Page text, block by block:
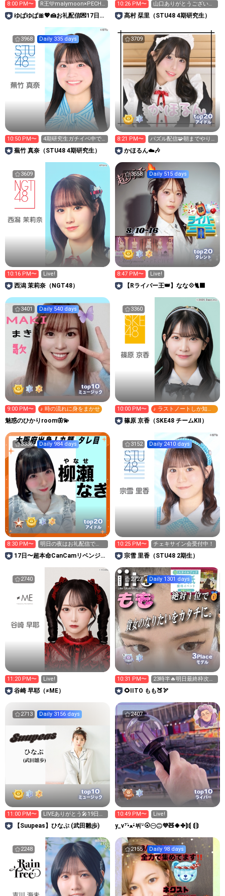
8:00 PM〜
R王️🩵malymoon×PECHE
お礼配信🥰
ゆぱゆぱ🎀💖🍰お礼配信💌17日〜
10:26 PM〜
山口ありがとうございま
した！
髙村 栞里（STU48 4期研究生）
3968 Daily 335 days
10:50 PM〜
4期研究生ガチイベ中で
す❤️‍🔥
蕪竹 真奈（STU48 4期研究生）
3709
top20
アイドル
8:21 PM〜
パズル配信🧩朝までやり
ます！！
かほるん☁️🎶
3609
10:16 PM〜 Live!
西潟 茉莉奈（NGT48）
3558 Daily 515 days
top20
タレント
8:47 PM〜 Live!
【Rライバー王👑】なな💠🐈‍⬛
3401 Daily 540 days
top10
ミュージック
9:00 PM〜 ♪ 時の流れに身をまかせ
魅惑のひかりroom🦋💫
3360
10:00 PM〜
♪ ラストノートしか知ら
ない
篠原 京香（SKE48 チームKⅡ）
3336 Daily 984 days
top20
アイドル
8:30 PM〜
明日の夜はお礼配信で
す！！
17日〜超本命CanCamリベンジ超
3152 Daily 2410 days
10:25 PM〜 チェキサイン会受付中！
宗雪 里香（STU48 2期生）
2740
11:20 PM〜 Live!
谷崎 早耶（≠ME）
2727 Daily 1301 days
3Place
モデル
10:31 PM〜
23時半🔥明日最終枠次枠
12時15分
🌻IITO もも🍑🏹
2713 Daily 3156 days
top10
ミュージック
11:00 PM〜
LIVEありがとう🎤19日も
きてね！
【Suupeas】ひなぷ (武田雛歩)
2407
top10
ライバー
10:49 PM〜 Live!
y_v⁷•̀ﻌ•́뷔ᵕ̈⦿㊀㊁💜🧸🍀✤⟭⟬ ⟬⟭
2248 2155 Daily 98 days